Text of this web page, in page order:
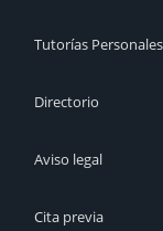
Tutorías Personales
Directorio
Aviso legal
Cita previa